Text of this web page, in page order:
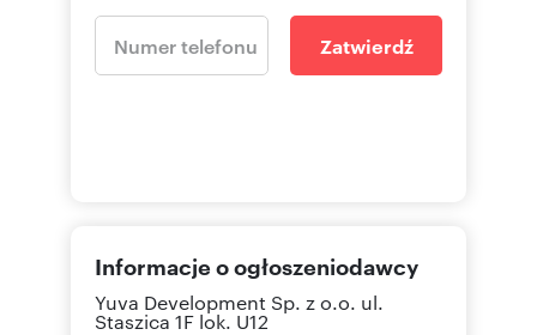
Zatwierdź
Informacje o ogłoszeniodawcy
Yuva Development Sp. z o.o. ul.
Staszica 1F lok. U12